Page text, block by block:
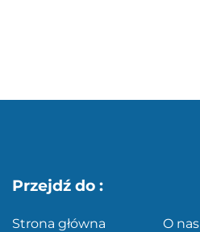
Przejdź do :
Strona główna O nas